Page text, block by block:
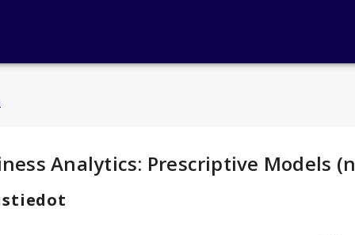
:
Analytics: Prescriptive Models